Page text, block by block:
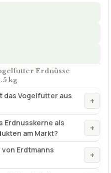
Erdnüsse
Vogelfutter aus
Erdnusskerne als
am Markt?
Erdtmanns
+
Erdnüsse von
+
Vogelfutter oder
hinzugefügt
+